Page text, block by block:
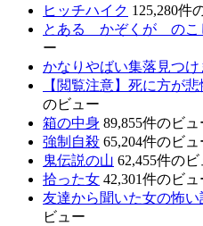
ヒッチハイク 125,280件
とある かぞくが の
ー
かなりやばい集落見つけ
【閲覧注意】死に方が
のビュー
箱の中身 89,855件のビュ
強制自殺 65,204件のビュ
鬼伝説の山 62,455件のビ
拾った女 42,301件のビュ
友達から聞いた女の怖い
ビュー